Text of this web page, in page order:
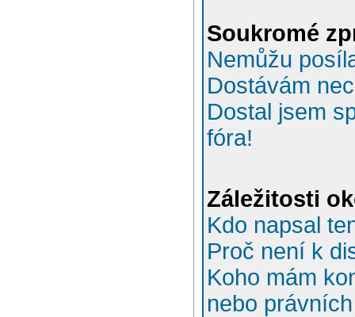
Soukromé
Nemůžu
Dostávám
Dostal jsem
fóra!
Záležitosti
Kdo napsal
Proč není k
Koho mám
nebo